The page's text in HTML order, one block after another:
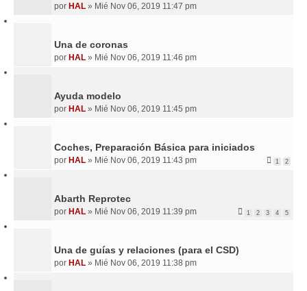
por HAL » Mié Nov 06, 2019 11:47 pm
Una de coronas
por HAL » Mié Nov 06, 2019 11:46 pm
Ayuda modelo
por HAL » Mié Nov 06, 2019 11:45 pm
Coches, Preparación Básica para iniciados
por HAL » Mié Nov 06, 2019 11:43 pm 1 2
Abarth Reprotec
por HAL » Mié Nov 06, 2019 11:39 pm 1 2 3 4 5
Una de guías y relaciones (para el CSD)
por HAL » Mié Nov 06, 2019 11:38 pm